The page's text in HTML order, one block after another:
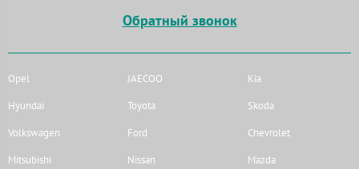
Обратный звонок
Opel JAECOO
Kia
Hyundai
Toyota
Skoda
Volkswagen
Ford
Chevrolet
Mitsubishi
Nissan
Mazda